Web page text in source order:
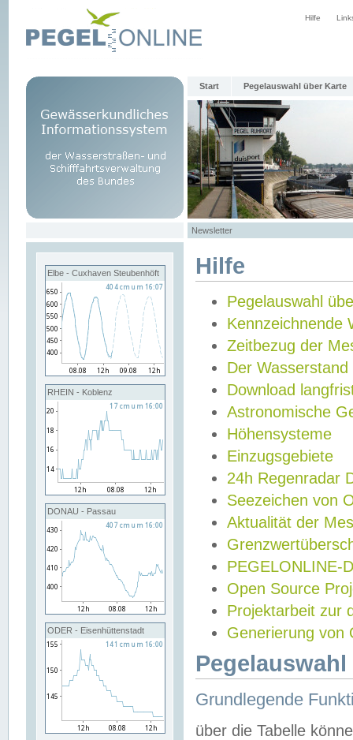
Hilfe
Start Pegelauswahl über Karte
Newsletter
Elbe - Cuxhaven Steubenhöft
RHEIN - Koblenz
DONAU - Passau
ODER - Eisenhüttenstadt
Hilfe
Pegelauswahl
Kennzeichnende
Zeitbezug der
Der Wasserstand
Download
Astronomische
Höhensysteme
Einzugsgebiete
24h Regenradar
Seezeichen von
Aktualität der
PEGELONLINE-
Open Source
Projektarbeit zur
Generierung von
Grundlegende
über die Tabelle